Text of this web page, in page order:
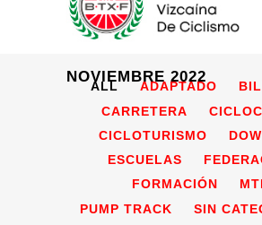
NOVIEMBRE 2022
ALL ADAPTADO
CARRETERA
CICLOTURISMO
ESCUELAS
FORMACIÓN
PUMP TRACK
SIN